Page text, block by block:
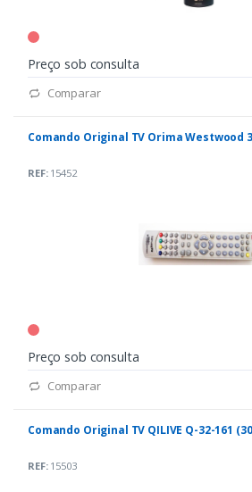
Preço sob consulta
Comparar
Comando Original TV Orima Westwood
REF:15452
Preço sob consulta
Comparar
Comando Original TV QILIVE Q-32-161
REF:15503